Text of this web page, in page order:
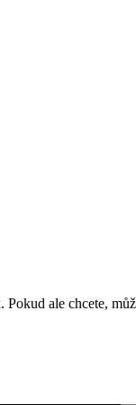
ale chcete,